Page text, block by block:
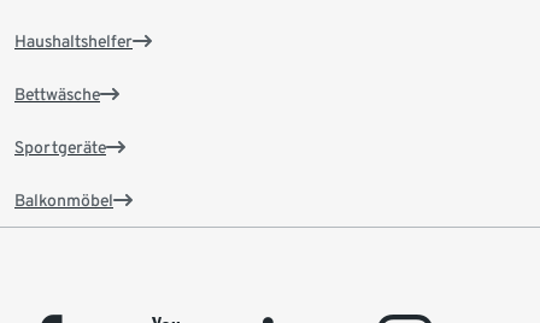
Haushaltshelfer
Bettwäsche
Sportgeräte
Balkonmöbel